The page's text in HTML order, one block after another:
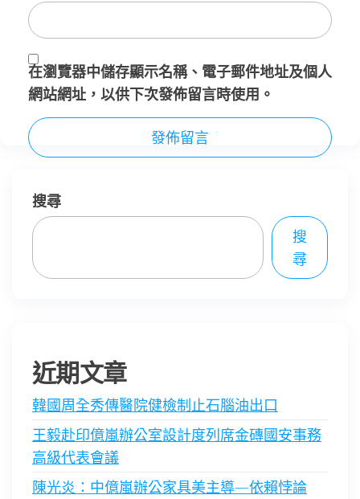
在瀏覽器中儲存顯示名稱、電子郵件地址及個人
網站網址，以供下次發佈留言時使用。
搜尋
搜
尋
近期文章
韓國周全秀傳醫院健檢制止石腦油出口
王毅赴印億嵐辦公室設計度列席金磚國安事務
高級代表會議
陳光炎：中億嵐辦公家具美主導—依賴悖論